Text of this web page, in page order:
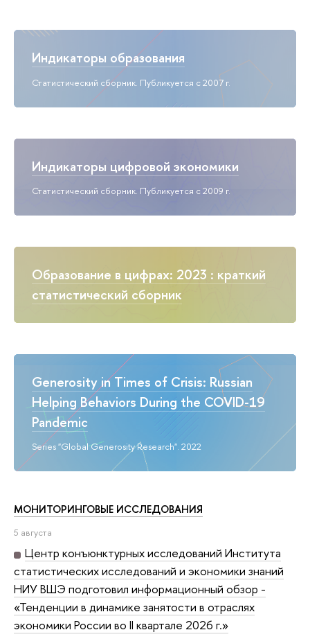
Индикаторы образования
Статистический сборник. Публикуется с 2007 г.
Индикаторы цифровой экономики
Статистический сборник. Публикуется с 2009 г.
Образование в цифрах: 2023 : краткий
статистический сборник
Generosity in Times of Crisis: Russian
Helping Behaviors During the COVID-19
Pandemic
Series "Global Generosity Research". 2022
МОНИТОРИНГОВЫЕ ИССЛЕДОВАНИЯ
5 августа
Центр конъюнктурных исследований Института
статистических исследований и экономики знаний
НИУ ВШЭ подготовил информационный обзор -
«Тенденции в динамике занятости в отраслях
экономики России во II квартале 2026 г.»